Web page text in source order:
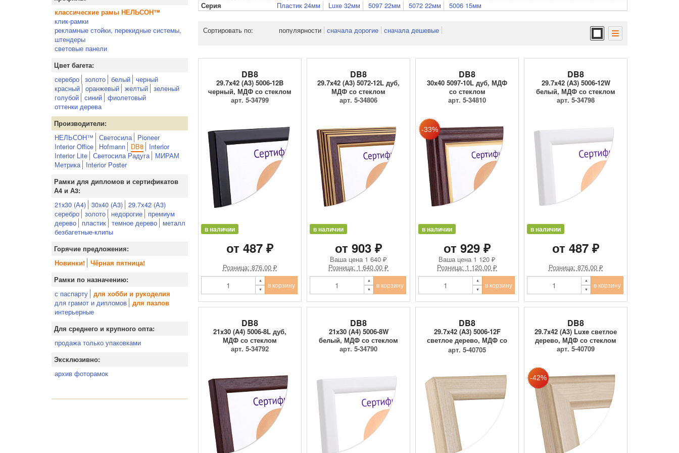
классические рамы НЕЛЬСОН™
клик-рамки
рекламные стойки, перекидные системы,
штендеры
световые панели
Цвет багета:
серебро золото белый черный
красный оранжевый желтый зеленый
голубой синий фиолетовый
оттенки дерева
Производители:
НЕЛЬСОН™ Светосила
Pioneer
Interior Office
Hofmann DB8
Interior
Interior Lite Светосила Радуга
МИРАМ
Метрика
Interior Poster
Рамки для дипломов и сертификатов
А4 и А3:
21x30 (А4) 30x40 (А3) 29.7х42 (А3)
серебро золото недорогие
премиум
дерево
пластик темное дерево
металл
безбагетные-клипы
Горячие предложения:
Новинки!
Чёрная пятница!
Рамки по назначению:
с паспарту для хобби и рукоделия
для грамот и дипломов для пазлов
интерьерные
Для среднего и крупного опта:
продажа только упаковками
Эксклюзивно:
архив фоторамок
Серия Пластик 24мм Luxe 32мм 5097 22мм 5072 22мм 5006 15мм
Сортировать по: популярности сначала дорогие сначала дешевые
DB8
29.7x42 (A3) 5006-12B
черный, МДФ со стеклом
арт. 5-34799
в наличии
от 487 ₽
Розница: 876.00 ₽
в корзину
DB8
29.7x42 (A3) 5072-12L дуб,
МДФ со стеклом
арт. 5-34806
в наличии
от 903 ₽
Ваша цена 1 640 ₽
Розница: 1 640.00 ₽
в корзину
DB8
30x40 5097-10L дуб, МДФ
со стеклом
арт. 5-34810
в наличии
от 929 ₽
Ваша цена 1 120 ₽
Розница: 1 120.00 ₽
в корзину
DB8
29.7x42 (A3) 5006-12W
белый, МДФ со стеклом
арт. 5-34798
в наличии
от 487 ₽
Розница: 876.00 ₽
в корзину
DB8
21x30 (A4) 5006-8L дуб,
МДФ со стеклом
арт. 5-34792
DB8
21x30 (A4) 5006-8W
белый, МДФ со стеклом
арт. 5-34790
DB8
29.7x42 (A3) 5006-12F
светлое дерево, МДФ со
сте...
арт. 5-40705
DB8
29.7x42 (A3) Luxe светлое
дерево, МДФ со стеклом
арт. 5-40709